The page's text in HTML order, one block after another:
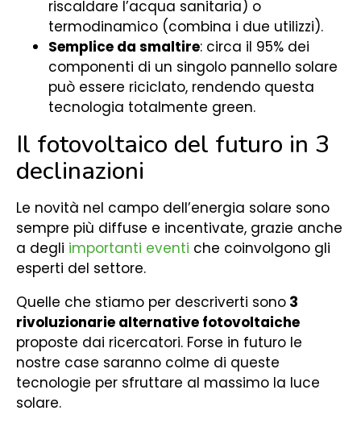
riscaldare l’acqua sanitaria) o
termodinamico (combina i due utilizzi).
Semplice da smaltire: circa il 95% dei
componenti di un singolo pannello solare
può essere riciclato, rendendo questa
tecnologia totalmente green.
Il fotovoltaico del futuro in 3
declinazioni
Le novità nel campo dell’energia solare sono
sempre più diffuse e incentivate, grazie anche
a degli importanti eventi che coinvolgono gli
esperti del settore.
Quelle che stiamo per descriverti sono 3
rivoluzionarie alternative fotovoltaiche
proposte dai ricercatori. Forse in futuro le
nostre case saranno colme di queste
tecnologie per sfruttare al massimo la luce
solare.